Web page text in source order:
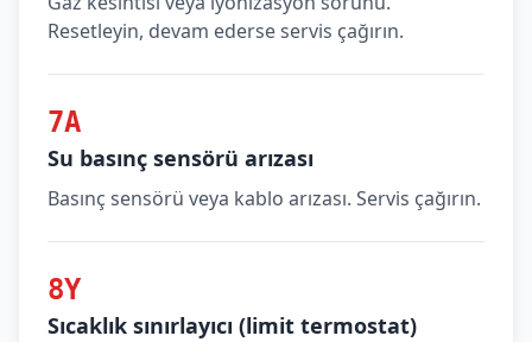
Resetleyin, devam ederse servis çağırın.
7A
Su basınç sensörü arızası
Basınç sensörü veya kablo arızası. Servis çağırın.
8Y
Sıcaklık sınırlayıcı (limit termostat)